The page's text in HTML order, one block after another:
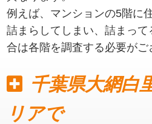
例えば、マンションの5階に
詰まらしてしまい、詰まっ
合は各階を調査する必要がご
千葉県大網白
リアで